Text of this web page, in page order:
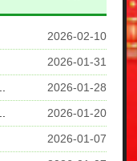
2026-02-10
2026-01-31
2026-01-28
2026-01-20
2026-01-07